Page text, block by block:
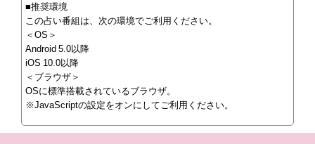
■推奨環境
この占い番組は、次の環境でご利用ください。
＜OS＞
Android 5.0以降
iOS 10.0以降
＜ブラウザ＞
OSに標準搭載されているブラウザ。
※JavaScriptの設定をオンにしてご利用ください。